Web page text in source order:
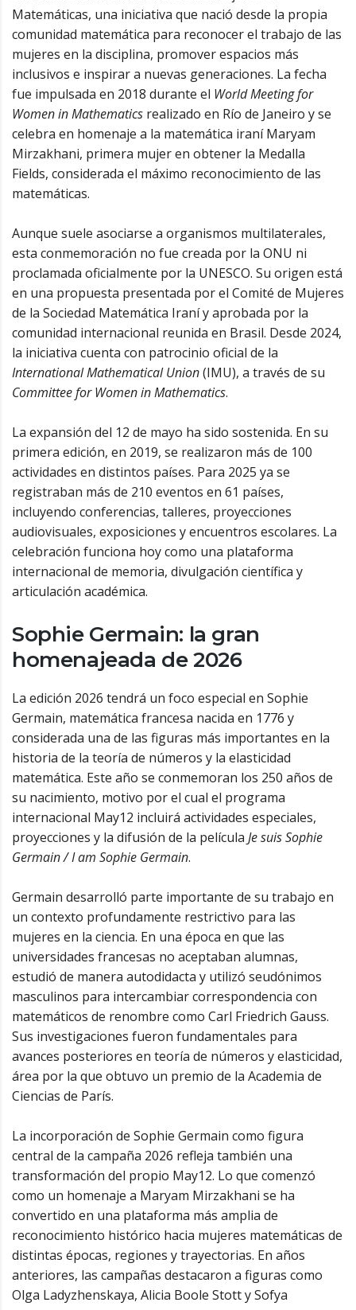
Matemáticas, una iniciativa que nació desde la propia
comunidad matemática para reconocer el trabajo de las
mujeres en la disciplina, promover espacios más
inclusivos e inspirar a nuevas generaciones. La fecha
fue impulsada en 2018 durante el World Meeting for
Women in Mathematics realizado en Río de Janeiro y se
celebra en homenaje a la matemática iraní Maryam
Mirzakhani, primera mujer en obtener la Medalla
Fields, considerada el máximo reconocimiento de las
matemáticas.
Aunque suele asociarse a organismos multilaterales,
esta conmemoración no fue creada por la ONU ni
proclamada oficialmente por la UNESCO. Su origen está
en una propuesta presentada por el Comité de Mujeres
de la Sociedad Matemática Iraní y aprobada por la
comunidad internacional reunida en Brasil. Desde 2024,
la iniciativa cuenta con patrocinio oficial de la
International Mathematical Union(IMU), a través de su
Committee for Women in Mathematics.
La expansión del 12 de mayo ha sido sostenida. En su
primera edición, en 2019, se realizaron más de 100
actividades en distintos países. Para 2025 ya se
registraban más de 210 eventos en 61 países,
incluyendo conferencias, talleres, proyecciones
audiovisuales, exposiciones y encuentros escolares. La
celebración funciona hoy como una plataforma
internacional de memoria, divulgación científica y
articulación académica.
Sophie Germain: la gran
homenajeada de 2026
La edición 2026 tendrá un foco especial en Sophie
Germain, matemática francesa nacida en 1776 y
considerada una de las figuras más importantes en la
historia de la teoría de números y la elasticidad
matemática. Este año se conmemoran los 250 años de
su nacimiento, motivo por el cual el programa
internacional May12 incluirá actividades especiales,
proyecciones y la difusión de la película Je suis Sophie
Germain / I am Sophie Germain.
Germain desarrolló parte importante de su trabajo en
un contexto profundamente restrictivo para las
mujeres en la ciencia. En una época en que las
universidades francesas no aceptaban alumnas,
estudió de manera autodidacta y utilizó seudónimos
masculinos para intercambiar correspondencia con
matemáticos de renombre como Carl Friedrich Gauss.
Sus investigaciones fueron fundamentales para
avances posteriores en teoría de números y elasticidad,
área por la que obtuvo un premio de la Academia de
Ciencias de París.
La incorporación de Sophie Germain como figura
central de la campaña 2026 refleja también una
transformación del propio May12. Lo que comenzó
como un homenaje a Maryam Mirzakhani se ha
convertido en una plataforma más amplia de
reconocimiento histórico hacia mujeres matemáticas de
distintas épocas, regiones y trayectorias. En años
anteriores, las campañas destacaron a figuras como
Olga Ladyzhenskaya, Alicia Boole Stott y Sofya